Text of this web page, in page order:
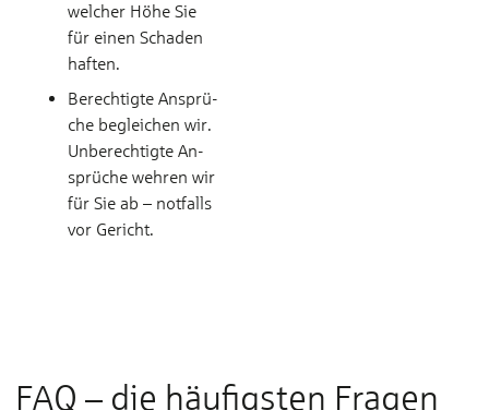
wel­cher Hö­he Sie
für ei­nen Scha­den
haf­ten.
Berechtigte An­sprü­
che be­glei­chen wir.
Un­be­­rech­tig­te An­
sprü­che weh­ren wir
für Sie ab – not­falls
vor Ge­richt.
FAQ – die häufigsten Fragen